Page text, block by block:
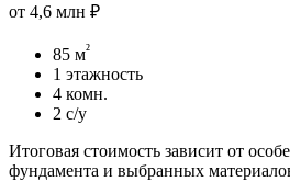
от 4,6 млн ₽
85 м²
1 этажность
4 комн.
2 с/у
Итоговая стоимость зависит от
фундамента и выбранных